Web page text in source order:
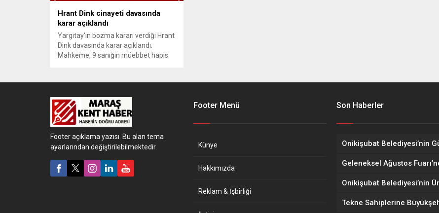
Hrant Dink cinayeti davasında
karar açıklandı
Yargıtay'ın bozma kararı verdiği Hrant
Dink davasında karar açıklandı.
Mahkeme, 9 sanığın müebbet hapis
karar verdi.
Footer açıklama yazısı. Bu alan tema
ayarlarından değiştirilebilmektedir.
Footer Menü
Künye
Hakkımızda
Reklam & İşbirliği
Son Haberler